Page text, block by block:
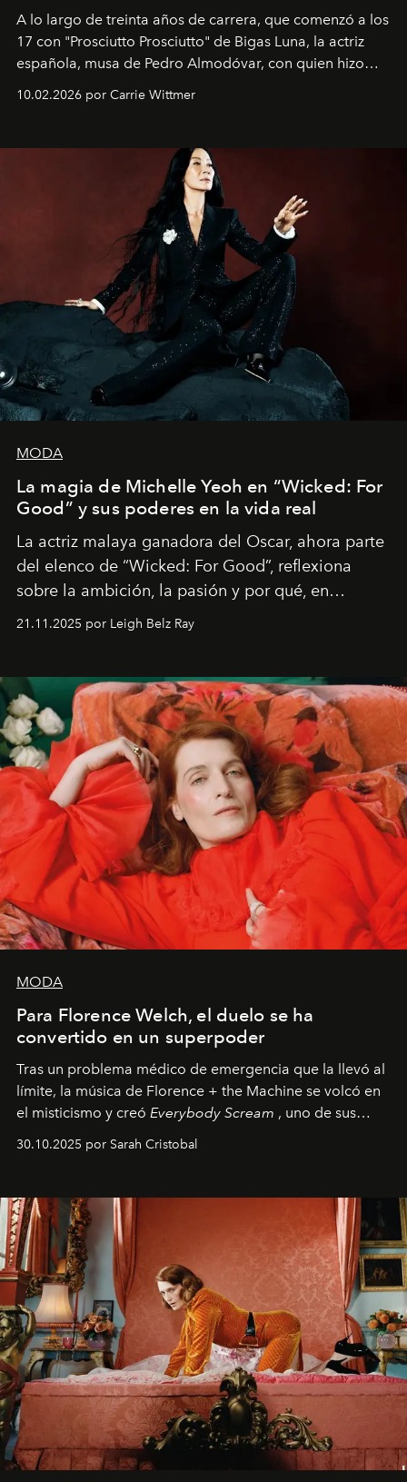
A lo largo de treinta años de carrera, que comenzó a los
17 con "Prosciutto Prosciutto" de Bigas Luna, la actriz
española, musa de Pedro Almodóvar, con quien hizo
Barcelona", ha dividido su tiempo entre Europa y
dirigida por Maggie Gyllenhaal.
10.02.2026 por Carrie Wittmer
MODA
La magia de Michelle Yeoh en “Wicked: For
Good” y sus poderes en la vida real
La actriz malaya ganadora del Oscar, ahora parte
del elenco de “Wicked: For Good”, reflexiona
sobre la ambición, la pasión y por qué, en
ocasiones, la introspección puede esperar. “Es
importa si no lo entienden’”, confiesa.
21.11.2025 por Leigh Belz Ray
MODA
Para Florence Welch, el duelo se ha
convertido en un superpoder
Tras un problema médico de emergencia que la llevó al
límite, la música de Florence + the Machine se volcó en
el misticismo y creó Everybody Scream , uno de sus
álbumes más profundos hasta la fecha.
30.10.2025 por Sarah Cristobal